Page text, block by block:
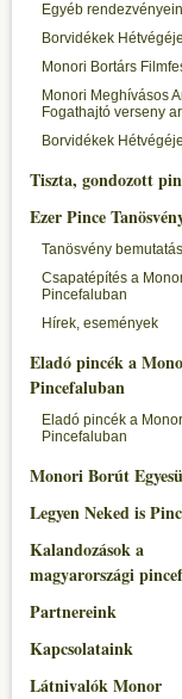
Egyéb
Borvidékek
Monori Bortárs
Monori Meghívásos
Fogathajtó verseny
Borvidékek
Tiszta, gondozott
Ezer Pince
Tanösvény
Csapatépítés a
Pincefaluban
Hírek, események
Eladó pincék a
Pincefaluban
Eladó pincék a
Pincefaluban
Monori Borút
Legyen Neked is
Kalandozások a
magyarországi
Partnereink
Kapcsolataink
Látnivalók Monor